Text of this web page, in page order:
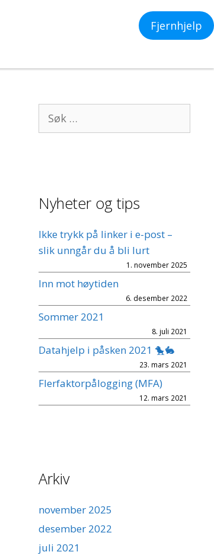
Fjernhjelp
Søk
Nyheter og tips
Ikke trykk på linker i e-post –
slik unngår du å bli lurt
1. november 2025
Inn mot høytiden
6. desember 2022
Sommer 2021
8. juli 2021
Datahjelp i påsken 2021 🐤🐇
23. mars 2021
Flerfaktorpålogging (MFA)
12. mars 2021
Arkiv
november 2025
desember 2022
juli 2021